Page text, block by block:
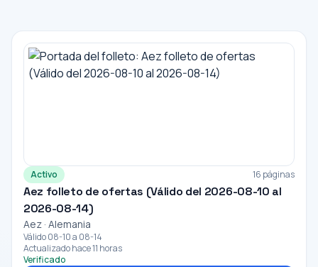
Activo 16 páginas
Aez folleto de ofertas (Válido del 2026-08-10 al
2026-08-14)
Aez · Alemania
Válido 08-10 a 08-14
Actualizado hace 11 horas
Verificado